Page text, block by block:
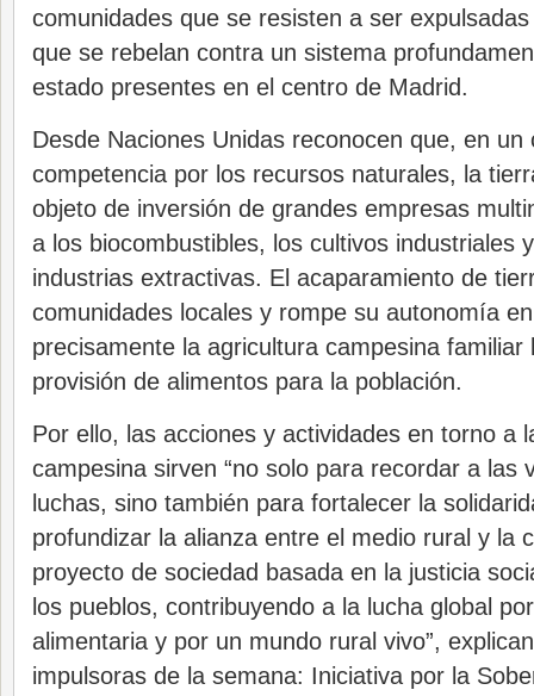
comunidades que se resisten a ser
que se rebelan contra un sistema
estado presentes en el centro de Madrid.
Desde Naciones Unidas reconocen que, en
competencia por los recursos naturales, la
objeto de inversión de grandes empresas
a los biocombustibles, los cultivos industriales
industrias extractivas. El acaparamiento de
comunidades locales y rompe su autonomía
precisamente la agricultura campesina familiar
provisión de alimentos para la población.
Por ello, las acciones y actividades en torno a
campesina sirven “no solo para recordar a las
luchas, sino también para fortalecer la
profundizar la alianza entre el medio rural y la
proyecto de sociedad basada en la justicia
los pueblos, contribuyendo a la lucha global
alimentaria y por un mundo rural vivo”,
impulsoras de la semana: Iniciativa por la